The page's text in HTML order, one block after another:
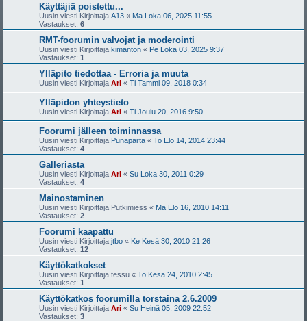
Käyttäjiä poistettu...
Uusin viesti Kirjoittaja A13 « Ma Loka 06, 2025 11:55
Vastaukset: 6
RMT-foorumin valvojat ja moderointi
Uusin viesti Kirjoittaja kimanton « Pe Loka 03, 2025 9:37
Vastaukset: 1
Ylläpito tiedottaa - Erroria ja muuta
Uusin viesti Kirjoittaja Ari « Ti Tammi 09, 2018 0:34
Ylläpidon yhteystieto
Uusin viesti Kirjoittaja Ari « Ti Joulu 20, 2016 9:50
Foorumi jälleen toiminnassa
Uusin viesti Kirjoittaja Punaparta « To Elo 14, 2014 23:44
Vastaukset: 4
Galleriasta
Uusin viesti Kirjoittaja Ari « Su Loka 30, 2011 0:29
Vastaukset: 4
Mainostaminen
Uusin viesti Kirjoittaja Putkimiess « Ma Elo 16, 2010 14:11
Vastaukset: 2
Foorumi kaapattu
Uusin viesti Kirjoittaja jtbo « Ke Kesä 30, 2010 21:26
Vastaukset: 12
Käyttökatkokset
Uusin viesti Kirjoittaja tessu « To Kesä 24, 2010 2:45
Vastaukset: 1
Käyttökatkos foorumilla torstaina 2.6.2009
Uusin viesti Kirjoittaja Ari « Su Heinä 05, 2009 22:52
Vastaukset: 3